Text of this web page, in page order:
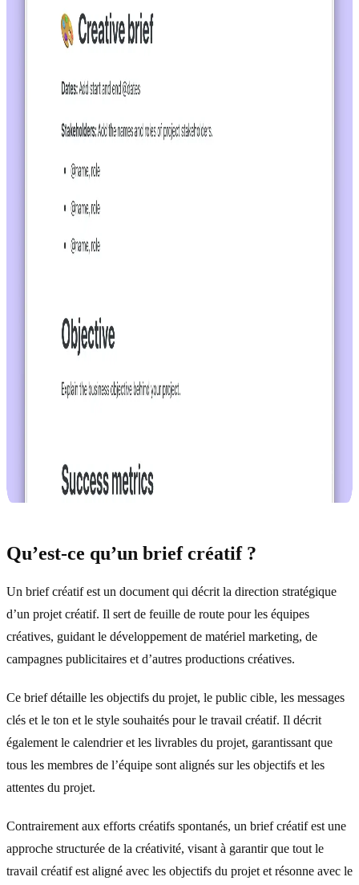
Qu’est-ce qu’un brief créatif ?
Un brief créatif est un document qui décrit la direction stratégique
d’un projet créatif. Il sert de feuille de route pour les équipes
créatives, guidant le développement de matériel marketing, de
campagnes publicitaires et d’autres productions créatives.
Ce brief détaille les objectifs du projet, le public cible, les messages
clés et le ton et le style souhaités pour le travail créatif. Il décrit
également le calendrier et les livrables du projet, garantissant que
tous les membres de l’équipe sont alignés sur les objectifs et les
attentes du projet.
Contrairement aux efforts créatifs spontanés, un brief créatif est une
approche structurée de la créativité, visant à garantir que tout le
travail créatif est aligné avec les objectifs du projet et résonne avec le